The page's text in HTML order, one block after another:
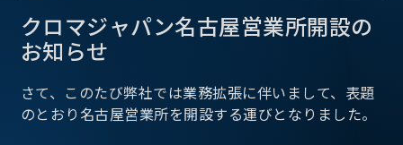
クロマジャパン名古屋営業所開設の
お知らせ
さて、このたび弊社では業務拡張に伴いまして、表題
のとおり名古屋営業所を開設する運びとなりました。